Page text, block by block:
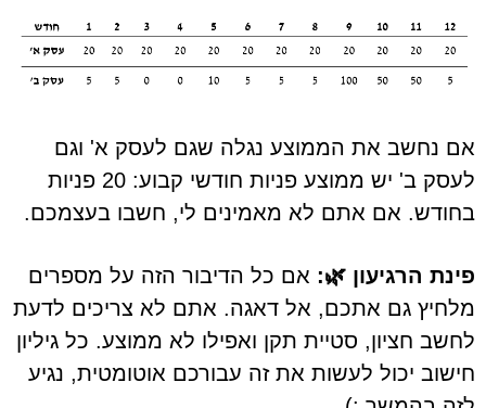
אם נחשב את הממוצע נגלה שגם לעסק א' וגם
לעסק ב' יש ממוצע פניות חודשי קבוע: 20 פניות
בחודש. אם אתם לא מאמינים לי, חשבו בעצמכם.
פינת הרגיעון 🌿: אם כל הדיבור הזה על מספרים
מלחיץ גם אתכם, אל דאגה. אתם לא צריכים לדעת
לחשב חציון, סטיית תקן ואפילו לא ממוצע. כל גיליון
חישוב יכול לעשות את זה עבורכם אוטומטית, נגיע